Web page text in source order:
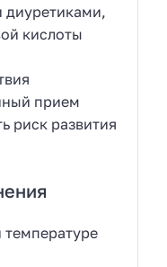
диуретиками,
кислоты
прием
риск развития